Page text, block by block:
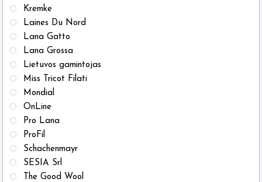
Kremke
Laines Du Nord
Lana Gatto
Lana Grossa
Lietuvos gamintojas
Miss Tricot Filati
Mondial
OnLine
Pro Lana
ProFil
Schachenmayr
SESIA Srl
The Good Wool